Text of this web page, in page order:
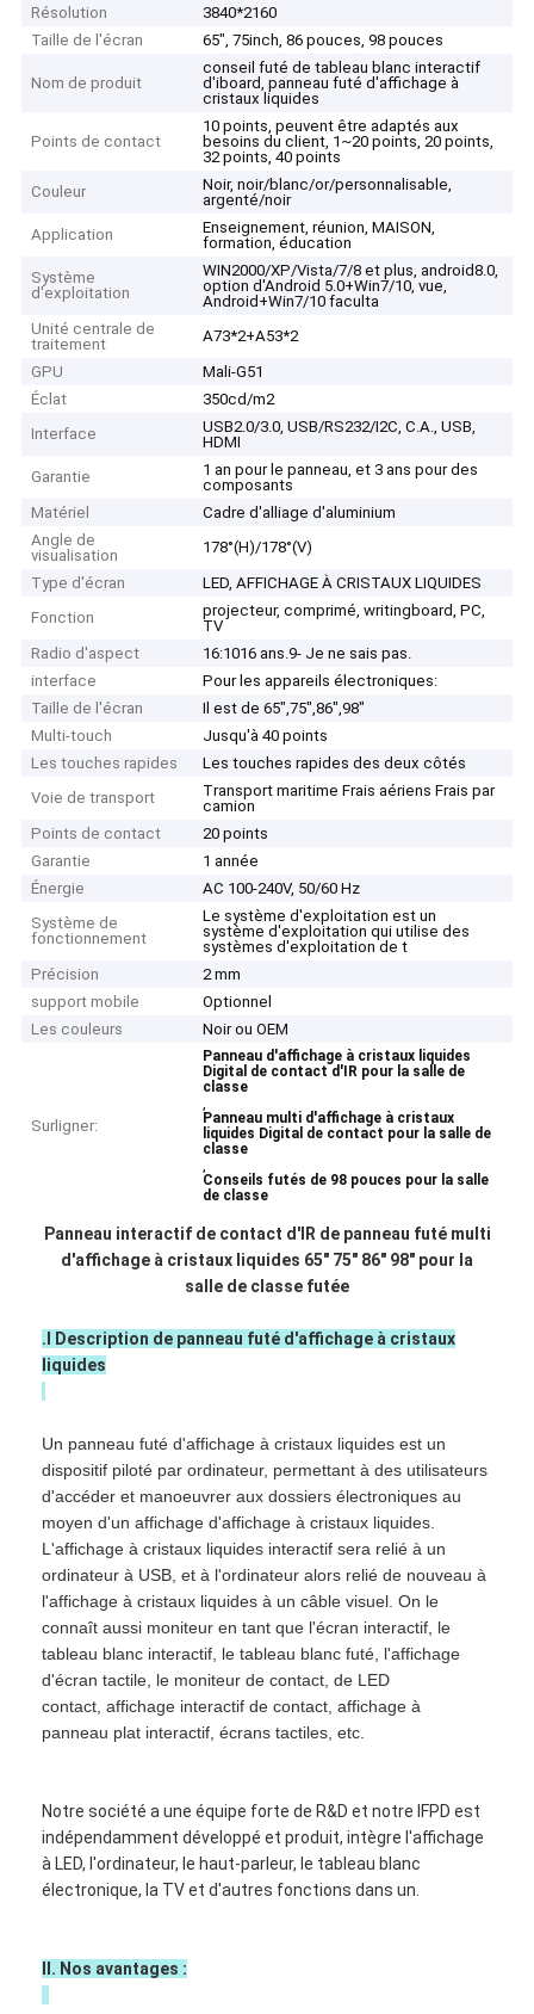
Aperçu
Vidéos
VR Show
A propos de nous
Visite d'usine
Contrôle de la qualité
Contact
Tous les cas
Blog
Résolution
3840*2160
Taille de l'écran
65", 75inch, 86 pouces, 98 pouces
Nom de produit
conseil futé de tableau blanc interactif
d'iboard, panneau futé d'affichage à
cristaux liquides
Points de contact
10 points, peuvent être adaptés aux
besoins du client, 1~20 points, 20 points,
32 points, 40 points
Couleur
Noir, noir/blanc/or/personnalisable,
argenté/noir
Application
Enseignement, réunion, MAISON,
formation, éducation
Système
d'exploitation
WIN2000/XP/Vista/7/8 et plus, android8.0,
option d'Android 5.0+Win7/10, vue,
Android+Win7/10 faculta
Unité centrale de
traitement
A73*2+A53*2
GPU
Mali-G51
Éclat
350cd/m2
Interface
USB2.0/3.0, USB/RS232/I2C, C.A., USB,
HDMI
Garantie
1 an pour le panneau, et 3 ans pour des
composants
Matériel
Cadre d'alliage d'aluminium
Angle de
visualisation
178°(H)/178°(V)
Type d'écran
LED, AFFICHAGE À CRISTAUX LIQUIDES
Fonction
projecteur, comprimé, writingboard, PC,
TV
Radio d'aspect
16:1016 ans.9- Je ne sais pas.
interface
Pour les appareils électroniques:
Taille de l'écran
Il est de 65",75",86",98"
Multi-touch
Jusqu'à 40 points
Les touches rapides
Les touches rapides des deux côtés
Voie de transport
Transport maritime Frais aériens Frais par
camion
Points de contact
20 points
Garantie
1 année
Énergie
AC 100-240V, 50/60 Hz
Système de
fonctionnement
Le système d'exploitation est un
système d'exploitation qui utilise des
systèmes d'exploitation de t
Précision
2 mm
support mobile
Optionnel
Les couleurs
Noir ou OEM
Surligner:
Panneau d'affichage à cristaux liquides
Digital de contact d'IR pour la salle de
classe
,
Panneau multi d'affichage à cristaux
liquides Digital de contact pour la salle de
classe
,
Conseils futés de 98 pouces pour la salle
de classe
Panneau interactif de contact d'IR de panneau futé multi
d'affichage à cristaux liquides 65" 75" 86" 98" pour la
salle de classe futée
.Ⅰ Description de panneau futé d'affichage à cristaux
liquides
Un panneau futé d'affichage à cristaux liquides est un
dispositif piloté par ordinateur, permettant à des utilisateurs
d'accéder et manoeuvrer aux dossiers électroniques au
moyen d'un affichage d'affichage à cristaux liquides.
L'affichage à cristaux liquides interactif sera relié à un
ordinateur à USB, et à l'ordinateur alors relié de nouveau à
l'affichage à cristaux liquides à un câble visuel. On le
connaît aussi moniteur en tant que l'écran interactif, le
tableau blanc interactif, le tableau blanc futé, l'affichage
d'écran tactile, le moniteur de contact, de LED
contact, affichage interactif de contact, affichage à
panneau plat interactif, écrans tactiles, etc.
Notre société a une équipe forte de R&D et notre IFPD est
indépendamment développé et produit, intègre l'affichage
à LED, l'ordinateur, le haut-parleur, le tableau blanc
électronique, la TV et d'autres fonctions dans un.
II. Nos avantages :